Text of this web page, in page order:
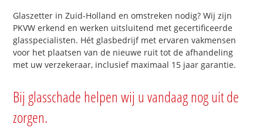
Glaszetter in Zuid-Holland en omstreken nodig? Wij zijn
PKVW erkend en werken uitsluitend met gecertificeerde
glasspecialisten. Hét glasbedrijf met ervaren vakmensen
voor het plaatsen van de nieuwe ruit tot de afhandeling
met uw verzekeraar, inclusief maximaal 15 jaar garantie.
Bij glasschade helpen wij u vandaag nog uit de
zorgen.